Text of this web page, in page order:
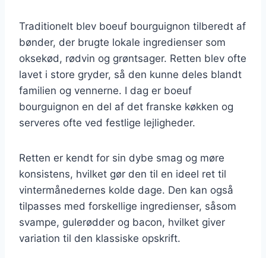
Traditionelt blev boeuf bourguignon tilberedt af
bønder, der brugte lokale ingredienser som
oksekød, rødvin og grøntsager. Retten blev ofte
lavet i store gryder, så den kunne deles blandt
familien og vennerne. I dag er boeuf
bourguignon en del af det franske køkken og
serveres ofte ved festlige lejligheder.
Retten er kendt for sin dybe smag og møre
konsistens, hvilket gør den til en ideel ret til
vintermånedernes kolde dage. Den kan også
tilpasses med forskellige ingredienser, såsom
svampe, gulerødder og bacon, hvilket giver
variation til den klassiske opskrift.